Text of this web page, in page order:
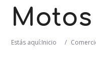
Motos
Estás aquí:Inicio /